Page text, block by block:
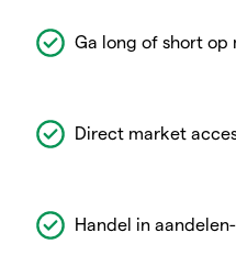
Ga long of short op
Direct market
Handel in